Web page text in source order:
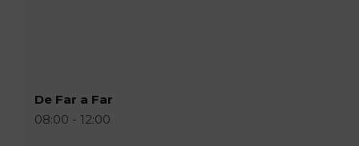
De Far a Far
08:00 - 12:00